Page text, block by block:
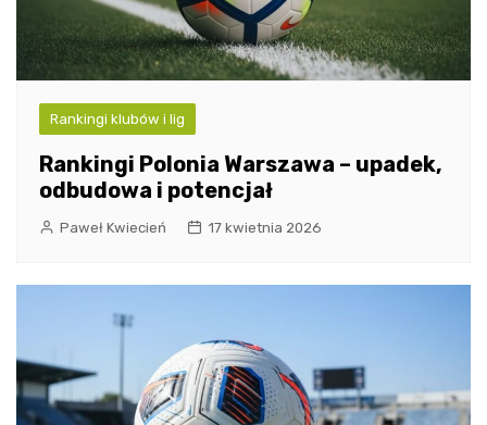
Rankingi klubów i lig
Rankingi Polonia Warszawa – upadek,
odbudowa i potencjał
Paweł Kwiecień 17 kwietnia 2026